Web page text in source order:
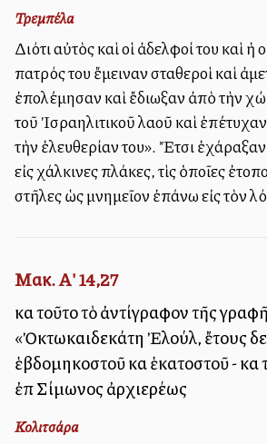
Τρεμπέλα
Διότι αὐτὸς καὶ οἱ ἀδελφοί του καὶ ἡ
πατρός του ἔμειναν σταθεροὶ καὶ
ἐπολέμησαν καὶ ἔδιωξαν ἀπὸ τὴν
τοῦ Ἰσραηλιτικοῦ λαοῦ καὶ
τὴν ἐλευθερίαν του». Ἔτσι
εἰς χάλκινες πλάκες, τὶς ὁποῖες
στῆλες ὡς μνημεῖον ἐπάνω εἰς τὸν
Μακ. Α' 14,27
καὶ τοῦτο τὸ ἀντίγραφον τῆς
«Ὀκτωκαιδεκάτη Ἐλούλ, ἔτους
ἑβδομηκοστοῦ καὶ ἑκατοστοῦ - καὶ
ἐπὶ Σίμωνος ἀρχιερέως
Κολιτσάρα